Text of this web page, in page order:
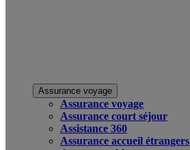
Assurance voyage
Assurance voyage
Assurance court séjour
Assistance 360
Assurance accueil étrangers